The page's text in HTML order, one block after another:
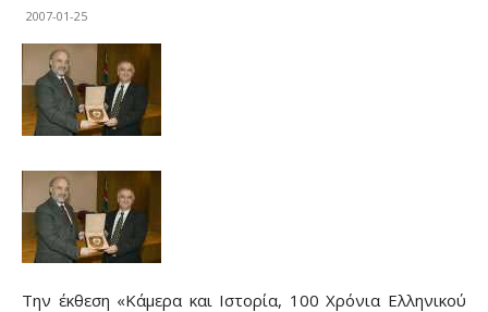
2007-01-25
Την έκθεση «Κάμερα και Ιστορία, 100 Χρόνια Ελληνικού